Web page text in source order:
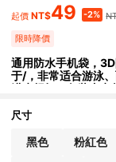
起價 NT$49 -2%
限時降價
通用防水手机袋，
于/，非常适合游泳
进水损坏（包装内卡
尺寸
黑色 粉紅色